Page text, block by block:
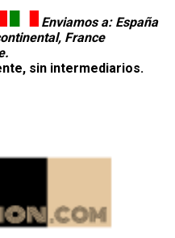
Enviamos a: España
France
sin intermediarios.